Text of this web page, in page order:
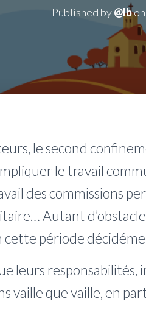
Published by@lbon
le second
le travail
des commissions
Autant
cette période
leurs
vaille que vaille,en